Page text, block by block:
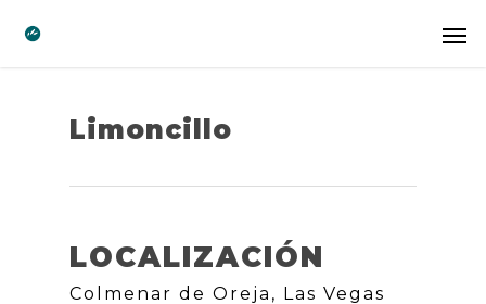
Limoncillo
LOCALIZACIÓN
Colmenar de Oreja, Las Vegas